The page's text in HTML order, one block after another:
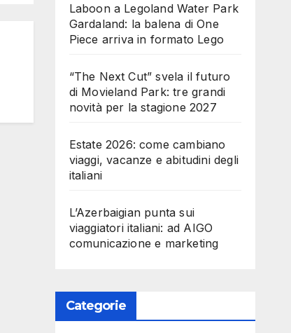
Laboon a Legoland Water Park
Gardaland: la balena di One
Piece arriva in formato Lego
“The Next Cut” svela il futuro
di Movieland Park: tre grandi
novità per la stagione 2027
Estate 2026: come cambiano
viaggi, vacanze e abitudini degli
italiani
L’Azerbaigian punta sui
viaggiatori italiani: ad AIGO
comunicazione e marketing
Categorie